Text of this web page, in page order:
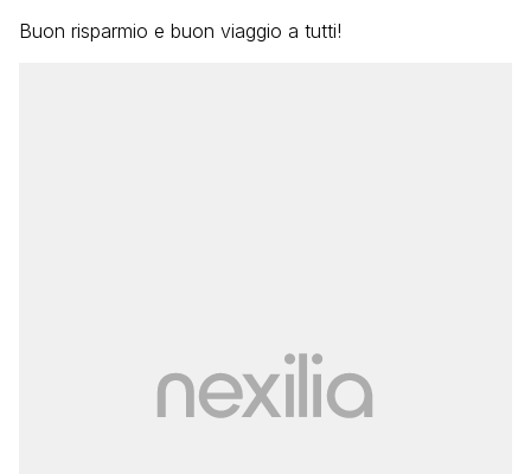
Buon risparmio e buon viaggio a tutti!